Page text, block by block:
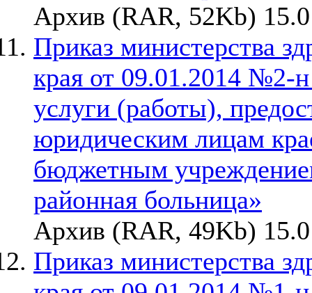
Архив (RAR, 52Kb)
Приказ министерства
края от 09.01.2014 №2-
услуги (работы),
юридическим лицам
бюджетным
районная больница»
Архив (RAR, 49Kb)
Приказ министерства